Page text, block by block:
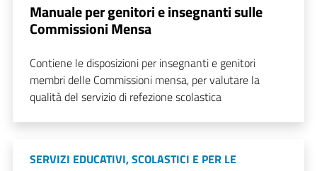
Manuale per genitori e insegnanti sulle
Commissioni Mensa
Contiene le disposizioni per insegnanti e genitori
membri delle Commissioni mensa, per valutare la
qualità del servizio di refezione scolastica
SERVIZI EDUCATIVI, SCOLASTICI E PER LE